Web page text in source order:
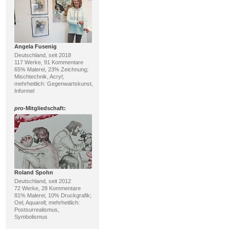
Angela Fusenig
Deutschland, seit 2018
117 Werke, 91 Kommentare
65% Malerei, 23% Zeichnung;
Mischtechnik, Acryl;
mehrheitlich: Gegenwartskunst,
Informel
pro-Mitgliedschaft:
Roland Spohn
Deutschland, seit 2012
72 Werke, 28 Kommentare
81% Malerei, 10% Druckgrafik;
Oel, Aquarell; mehrheitlich:
Postsurrealismus,
Symbolismus